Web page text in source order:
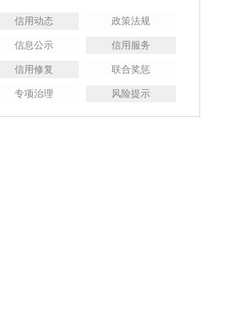
信用动态 政策法规
信息公示 信用服务
信用修复 联合奖惩
专项治理 风险提示